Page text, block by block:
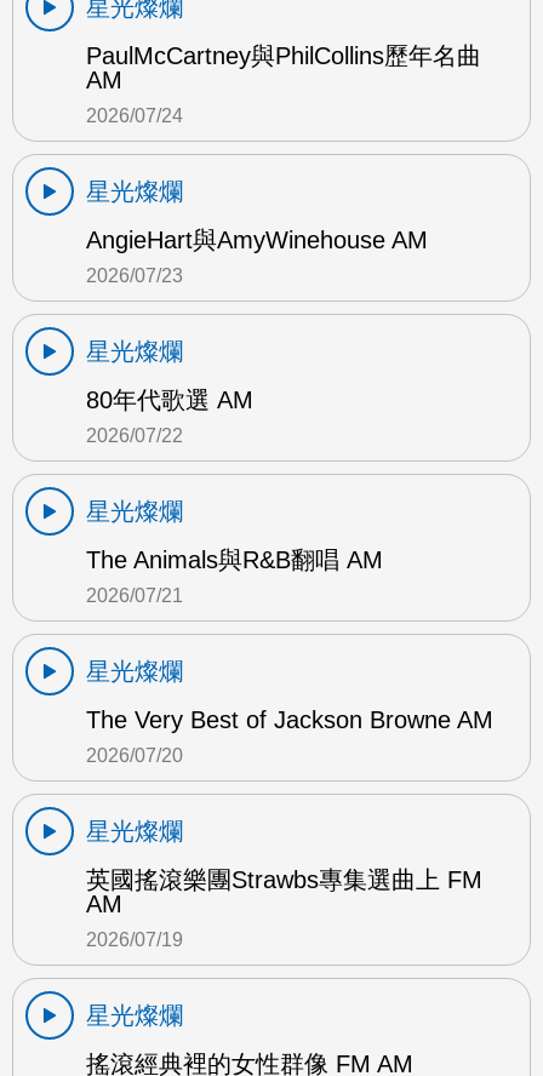
星光燦爛
PaulMcCartney與PhilCollins歷年名曲
AM
2026/07/24
星光燦爛
AngieHart與AmyWinehouse AM
2026/07/23
星光燦爛
80年代歌選 AM
2026/07/22
星光燦爛
The Animals與R&B翻唱 AM
2026/07/21
星光燦爛
The Very Best of Jackson Browne AM
2026/07/20
星光燦爛
英國搖滾樂團Strawbs專集選曲上 FM
AM
2026/07/19
星光燦爛
搖滾經典裡的女性群像 FM AM